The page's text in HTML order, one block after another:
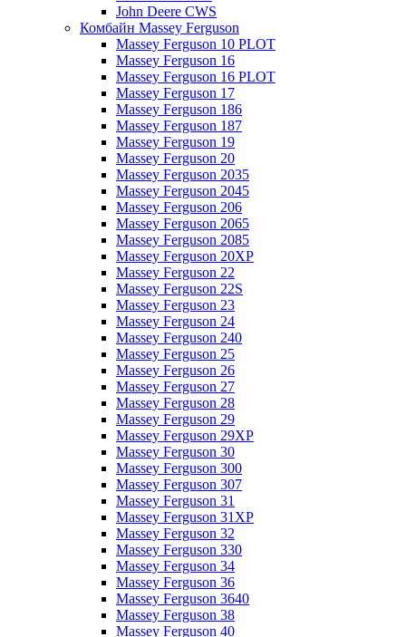
John Deere CWS
Комбайн Massey Ferguson
Massey Ferguson 10 PLOT
Massey Ferguson 16
Massey Ferguson 16 PLOT
Massey Ferguson 17
Massey Ferguson 186
Massey Ferguson 187
Massey Ferguson 19
Massey Ferguson 20
Massey Ferguson 2035
Massey Ferguson 2045
Massey Ferguson 206
Massey Ferguson 2065
Massey Ferguson 2085
Massey Ferguson 20XP
Massey Ferguson 22
Massey Ferguson 22S
Massey Ferguson 23
Massey Ferguson 24
Massey Ferguson 240
Massey Ferguson 25
Massey Ferguson 26
Massey Ferguson 27
Massey Ferguson 28
Massey Ferguson 29
Massey Ferguson 29XP
Massey Ferguson 30
Massey Ferguson 300
Massey Ferguson 307
Massey Ferguson 31
Massey Ferguson 31XP
Massey Ferguson 32
Massey Ferguson 330
Massey Ferguson 34
Massey Ferguson 36
Massey Ferguson 3640
Massey Ferguson 38
Massey Ferguson 40